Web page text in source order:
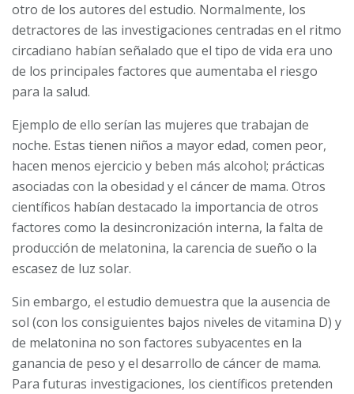
otro de los autores del estudio. Normalmente, los
detractores de las investigaciones centradas en el ritmo
circadiano habían señalado que el tipo de vida era uno
de los principales factores que aumentaba el riesgo
para la salud.
Ejemplo de ello serían las mujeres que trabajan de
noche. Estas tienen niños a mayor edad, comen peor,
hacen menos ejercicio y beben más alcohol; prácticas
asociadas con la obesidad y el cáncer de mama. Otros
científicos habían destacado la importancia de otros
factores como la desincronización interna, la falta de
producción de melatonina, la carencia de sueño o la
escasez de luz solar.
Sin embargo, el estudio demuestra que la ausencia de
sol (con los consiguientes bajos niveles de vitamina D) y
de melatonina no son factores subyacentes en la
ganancia de peso y el desarrollo de cáncer de mama.
Para futuras investigaciones, los científicos pretenden